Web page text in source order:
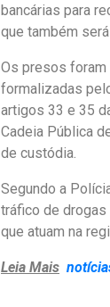
bancárias para
que também
Os presos foram
formalizadas
artigos 33 e 35
Cadeia Pública
de custódia.
Segundo a
tráfico de drogas
que atuam na
Leia Mais